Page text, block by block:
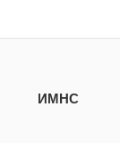
ИМНС